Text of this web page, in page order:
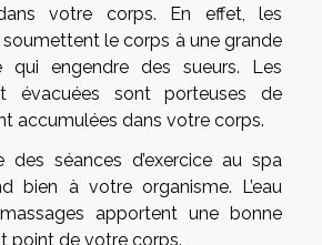
votre corps. En effet, les
le corps à une grande
qui engendre des sueurs. Les
évacuées sont porteuses de
accumulées dans votre corps.
des séances d’exercice au spa
bien à votre organisme. L’eau
apportent une bonne
point de votre corps.